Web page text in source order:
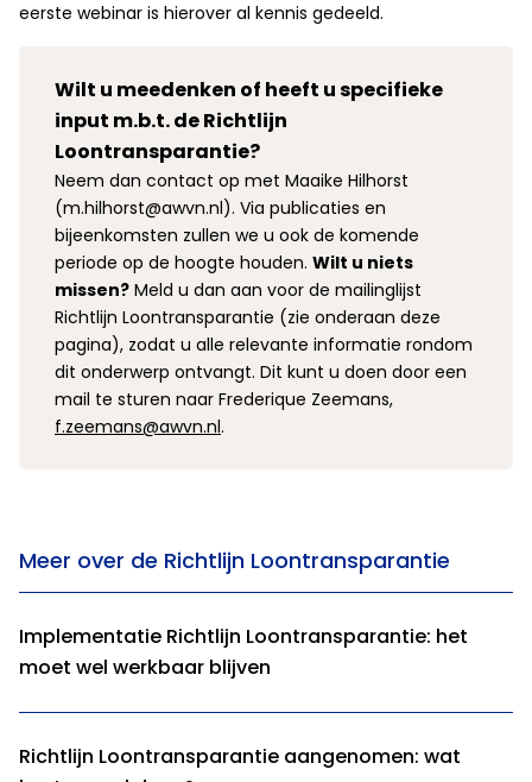
eerste webinar is hierover al kennis gedeeld.
Wilt u meedenken of heeft u specifieke
input m.b.t. de Richtlijn
Loontransparantie?
Neem dan contact op met Maaike Hilhorst
(m.hilhorst@awvn.nl). Via publicaties en
bijeenkomsten zullen we u ook de komende
periode op de hoogte houden. Wilt u niets
missen? Meld u dan aan voor de mailinglijst
Richtlijn Loontransparantie (zie onderaan deze
pagina), zodat u alle relevante informatie rondom
dit onderwerp ontvangt. Dit kunt u doen door een
mail te sturen naar Frederique Zeemans,
f.zeemans@awvn.nl.
Meer over de Richtlijn Loontransparantie
Implementatie Richtlijn Loontransparantie: het
moet wel werkbaar blijven
Richtlijn Loontransparantie aangenomen: wat